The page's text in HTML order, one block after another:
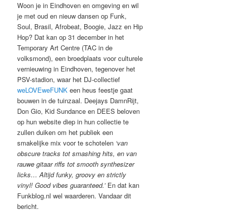
Woon je in Eindhoven en omgeving en wil
je met oud en nieuw dansen op Funk,
Soul, Brasil, Afrobeat, Boogie, Jazz en Hip
Hop? Dat kan op 31 december in het
Temporary Art Centre (TAC in de
volksmond), een broedplaats voor culturele
vernieuwing in Eindhoven, tegenover het
PSV-stadion, waar het DJ-collectief
weLOVEweFUNK een heus feestje gaat
bouwen in de tuinzaal. Deejays DamnRijt,
Don Gio, Kid Sundance en DEES beloven
op hun website diep in hun collectie te
zullen duiken om het publiek een
smakelijke mix voor te schotelen ‘van
obscure tracks tot smashing hits, en van
rauwe gitaar riffs tot smooth synthesizer
licks… Altijd funky, groovy en strictly
vinyl! Good vibes guaranteed.’En dat kan
Funkblog.nl wel waarderen. Vandaar dit
bericht.